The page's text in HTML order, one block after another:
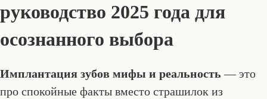
руководство 2025 года для
осознанного выбора
Имплантация зубов мифы и реальность — это
про спокойные факты вместо страшилок из